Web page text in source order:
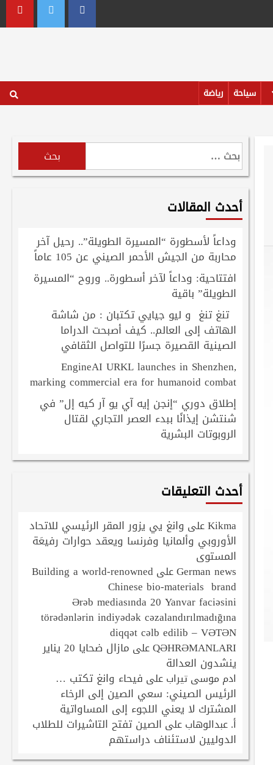
Facebook
Twitter
سياحة
رياضة
البحث
عن:
أحدث المقالات
وداعاً لأسطورة “المسيرة الطويلة”.. رحيل آخر
محاربة من الجيش الأحمر الصيني عن 105 عاماً
افتتاحية: وداعاً لآخر أسطورة.. وروح “المسيرة
الطويلة” باقية
تنغ تنغ و ليو جيايي تكتبان : من شاشة
الهاتف إلى العالم.. كيف أصبحت الدراما
الصينية القصيرة جسرًا للتواصل الثقافي
EngineAI URKL launches in Shenzhen,
marking commercial era for humanoid combat
إطلاق دوري “إنجن إيه آي يو آر كيه إل” في
شنتشن إيذانًا ببدء العصر التجاري لقتال
الروبوتات البشرية
أحدث التعليقات
Kikmaعلى وانغ يي يزور المقر الرئيسي للاتحاد
الأوروبي وألمانيا وفرنسا ويعقد حوارات رفيعَة
المستوى
German newsعلى Building a world-renowned
Chinese bio-materials brand
Ərəb mediasında 20 Yanvar faciəsini
törədənlərin indiyədək cəzalandırılmadığına
diqqət cəlb edilib – VƏTƏN
QƏHRƏMANLARIعلى مازال ضحايا 20 يناير
ينشدون العدالة
ادم موسى تيرابعلى فيحاء وانغ تكتب …
الرئيس الصيني: سعي الصين إلى الرخاء
المشترك لا يعني اللجوء إلى المساواتية
أ. عبدالوهابعلى الصين تفتح التاشيرات للطلاب
الدوليين لاستئناف دراستهم